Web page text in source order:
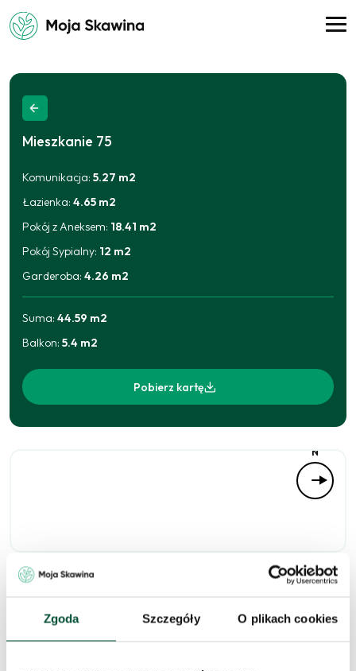
Zgoda Szczegóły O plikach cookies
Mieszkanie 75
Komunikacja:5.27 m2
Łazienka:4.65 m2
Pokój z Aneksem: 18.41 m2
Pokój Sypialny: 12 m2
Garderoba:4.26 m2
Suma:44.59 m2
Balkon:5.4 m2
Pobierz kartę
N